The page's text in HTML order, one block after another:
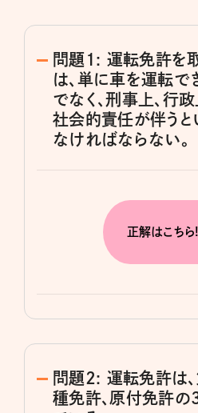
問題1: 運転免許を
は、単に車を運転で
でなく、刑事上、行政
社会的責任が伴うと
なければならない。
正解はこちら!
問題2: 運転免許は
種免許、原付免許